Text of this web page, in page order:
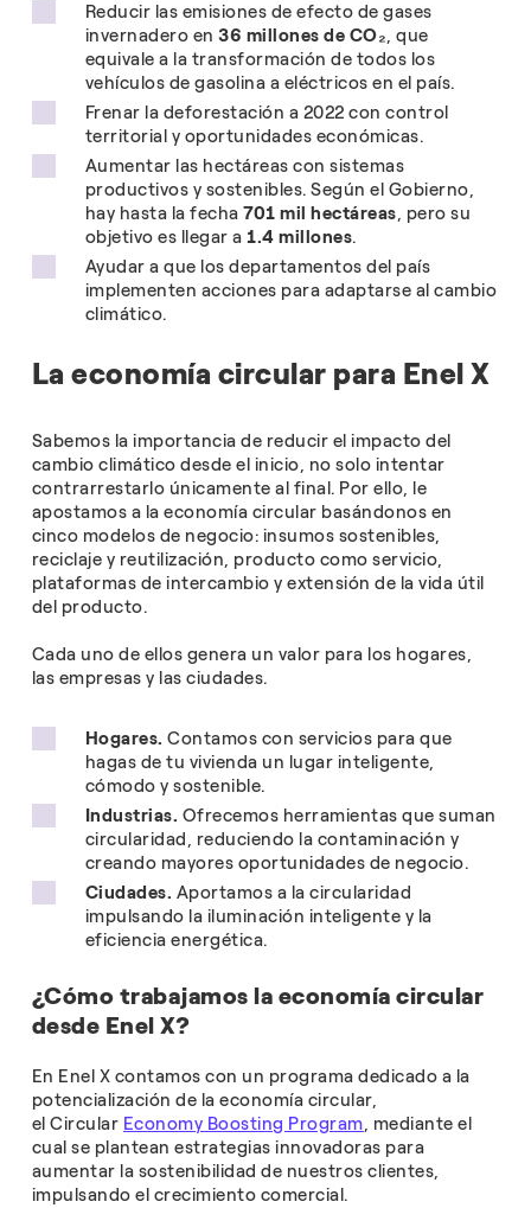
Reducir las emisiones de efecto de gases
invernadero en36 millones de CO₂, que
equivale a la transformación de todos los
vehículos de gasolina a eléctricos en el país.
Frenar la deforestación a 2022 con control
territorial y oportunidades económicas.
Aumentar las hectáreas con sistemas
productivos y sostenibles. Según el Gobierno,
hay hasta la fecha701 mil hectáreas, pero su
objetivo es llegar a1.4 millones.
Ayudar a que los departamentos del país
implementen acciones para adaptarse al cambio
climático.
La economía circular para Enel X
Sabemos la importancia de reducir el impacto del
cambio climático desde el inicio, no solo intentar
contrarrestarlo únicamente al final. Por ello, le
apostamos a la economía circular basándonos en
cinco modelos de negocio: insumos sostenibles,
reciclaje y reutilización, producto como servicio,
plataformas de intercambio y extensión de la vida útil
del producto.
Cada uno de ellos genera un valor para los hogares,
las empresas y las ciudades.
Hogares. Contamos con servicios para que
hagas de tu vivienda un lugar inteligente,
cómodo y sostenible.
Industrias. Ofrecemos herramientas que suman
circularidad, reduciendo la contaminación y
creando mayores oportunidades de negocio.
Ciudades. Aportamos a la circularidad
impulsando la iluminación inteligente y la
eficiencia energética.
¿Cómo trabajamos la economía circular
desde Enel X?
En Enel X contamos con un programa dedicado a la
potencialización de la economía circular,
el Circular Economy Boosting Program, mediante el
cual se plantean estrategias innovadoras para
aumentar la sostenibilidad de nuestros clientes,
impulsando el crecimiento comercial.